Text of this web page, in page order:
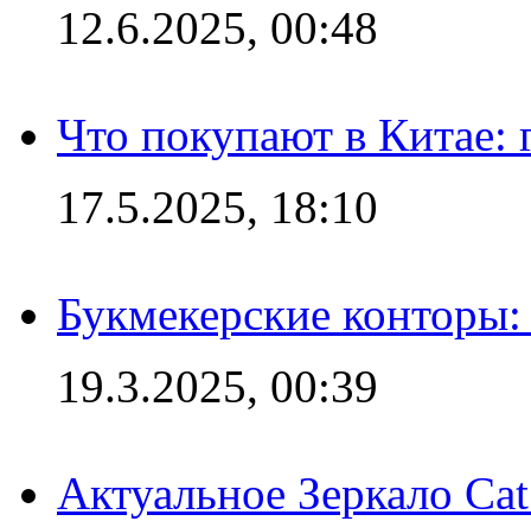
12.6.2025, 00:48
Что покупают в Китае:
17.5.2025, 18:10
Букмекерские
19.3.2025, 00:39
Актуальное Зеркало